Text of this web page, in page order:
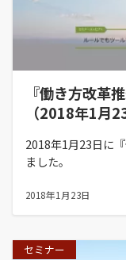
『働き方改革
（2018年1月
2018年1月23日に
ました。
2018年1月23日
セミナー